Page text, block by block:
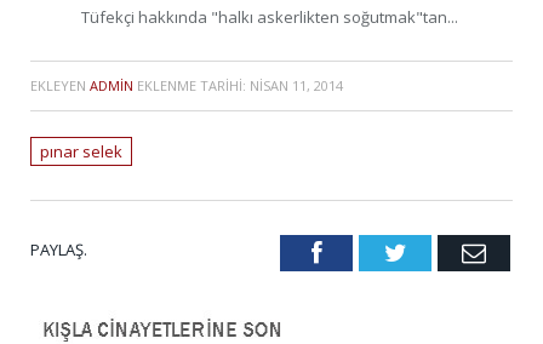
Tüfekçi hakkında "halkı askerlikten soğutmak"tan...
EKLEYEN ADMIN EKLENME TARIHI: NISAN 11, 2014
pınar selek
PAYLAŞ. FacebookTwitter Email